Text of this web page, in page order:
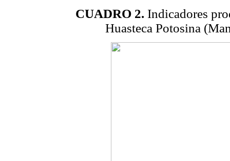
CUADRO 2. Indicadores
Huasteca Potosina